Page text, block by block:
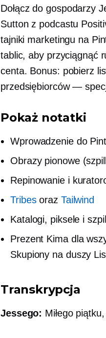
Dołącz do gospodarzy
Sutton z podcastu
tajniki marketingu na
tablic, aby przyciągnąć
centa. Bonus: pobierz
przedsiębiorców —
Pokaż notatki
Wprowadzenie do
Obrazy pionowe
Repinowanie i
Tribesoraz Tailwind
Katalogi, piksele i
Prezent Kima dla
Skupiony na duszy
Transkrypcja
Jessego: Miłego